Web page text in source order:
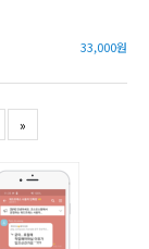
33,000원
»